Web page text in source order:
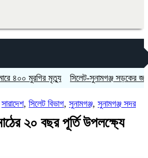
মুরগির মৃত্যু ‎সিলেট-সুনামগঞ্জ সড়কের
সারাদেশ, সিলেট বিভাগ, সুনামগঞ্জ, সুনামগঞ্জ সদর
২০ বছর পূর্তি উপলক্ষ্যে